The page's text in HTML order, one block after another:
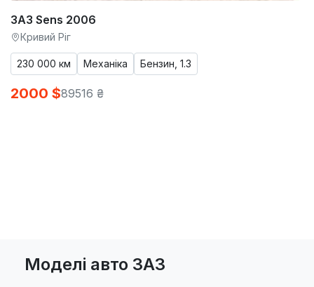
ЗАЗ Sens 2006
Кривий Ріг
230 000 км Механіка Бензин, 1.3
2000 $89516 ₴
Моделі авто ЗАЗ